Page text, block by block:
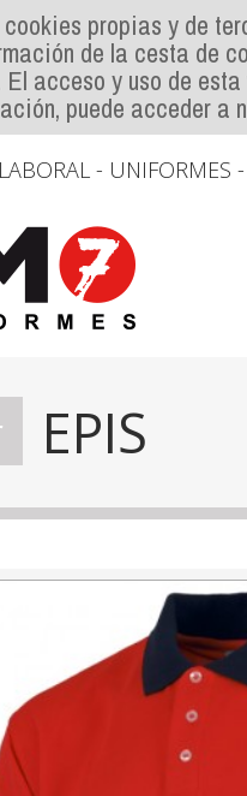
propias y de
de la cesta de
El acceso y uso de
puede acceder a
- UNIFORMES
EPIS